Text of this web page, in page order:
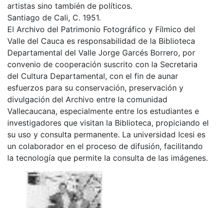
artistas sino también de políticos.
Santiago de Cali, C. 1951.
El Archivo del Patrimonio Fotográfico y Fílmico del
Valle del Cauca es responsabilidad de la Biblioteca
Departamental del Valle Jorge Garcés Borrero, por
convenio de cooperación suscrito con la Secretaria
del Cultura Departamental, con el fin de aunar
esfuerzos para su conservación, preservación y
divulgación del Archivo entre la comunidad
Vallecaucana, especialmente entre los estudiantes e
investigadores que visitan la Biblioteca, propiciando el
su uso y consulta permanente. La universidad Icesi es
un colaborador en el proceso de difusión, facilitando
la tecnología que permite la consulta de las imágenes.